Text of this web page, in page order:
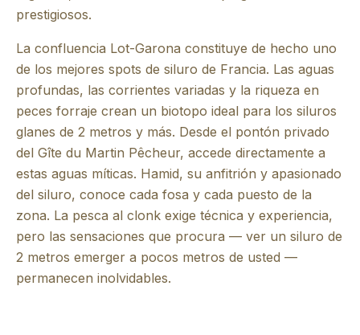
prestigiosos.
La confluencia Lot-Garona constituye de hecho uno
de los mejores spots de siluro de Francia. Las aguas
profundas, las corrientes variadas y la riqueza en
peces forraje crean un biotopo ideal para los siluros
glanes de 2 metros y más. Desde el pontón privado
del Gîte du Martin Pêcheur, accede directamente a
estas aguas míticas. Hamid, su anfitrión y apasionado
del siluro, conoce cada fosa y cada puesto de la
zona. La pesca al clonk exige técnica y experiencia,
pero las sensaciones que procura — ver un siluro de
2 metros emerger a pocos metros de usted —
permanecen inolvidables.